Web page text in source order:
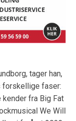
tager han,
forskellige faser:
fra Big Fat
We Will